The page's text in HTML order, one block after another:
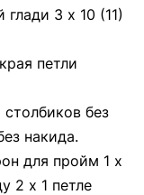
3 х 10 (11)
петли
без
накида.
для пройм 1 х
2 х 1 петле